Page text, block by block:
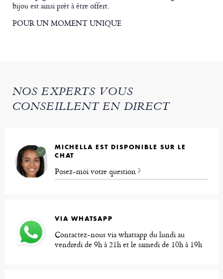
bijou est ainsi prêt à être offert.
POUR UN MOMENT UNIQUE
NOS EXPERTS VOUS
CONSEILLENT EN DIRECT
MICHELLA EST DISPONIBLE SUR LE
CHAT
Posez-moi votre question ?
VIA WHATSAPP
Contactez-nous via whatsapp du lundi au
vendredi de 9h à 21h et le samedi de 10h à 19h